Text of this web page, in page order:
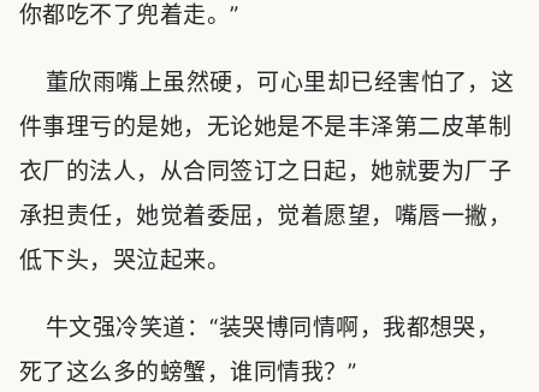
你都吃不了兜着走。”
董欣雨嘴上虽然硬，可心里却已经害怕了，这
件事理亏的是她，无论她是不是丰泽第二皮革制
衣厂的法人，从合同签订之日起，她就要为厂子
承担责任，她觉着委屈，觉着愿望，嘴唇一撇，
低下头，哭泣起来。
牛文强冷笑道：“装哭博同情啊，我都想哭，
死了这么多的螃蟹，谁同情我？”